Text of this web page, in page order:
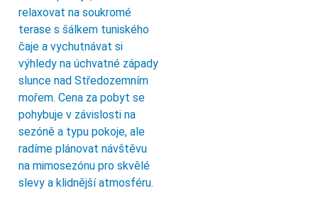
relaxovat na soukromé
terase s šálkem tuniského
čaje a vychutnávat si
výhledy na úchvatné západy
slunce nad Středozemním
mořem. Cena za pobyt se
pohybuje v závislosti na
sezóně a typu pokoje, ale
radíme plánovat návštěvu
na mimosezónu pro skvělé
slevy a klidnější atmosféru.